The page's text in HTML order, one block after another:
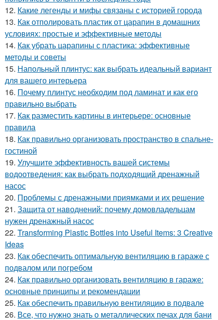
12. Какие легенды и мифы связаны с историей города
13. Как отполировать пластик от царапин в домашних
условиях: простые и эффективные методы
14. Как убрать царапины с пластика: эффективные
методы и советы
15. Напольный плинтус: как выбрать идеальный вариант
для вашего интерьера
16. Почему плинтус необходим под ламинат и как его
правильно выбрать
17. Как разместить картины в интерьере: основные
правила
18. Как правильно организовать пространство в спальне-
гостиной
19. Улучшите эффективность вашей системы
водоотведения: как выбрать подходящий дренажный
насос
20. Проблемы с дренажными приямками и их решение
21. Защита от наводнений: почему домовладельцам
нужен дренажный насос
22. Transforming Plastic Bottles into Useful Items: 3 Creative
Ideas
23. Как обеспечить оптимальную вентиляцию в гараже с
подвалом или погребом
24. Как правильно организовать вентиляцию в гараже:
основные принципы и рекомендации
25. Как обеспечить правильную вентиляцию в подвале
26. Все, что нужно знать о металлических печах для бани